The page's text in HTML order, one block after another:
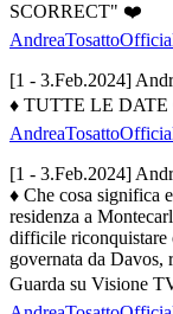
SCORRECT" ❤️
[1 - 3.Feb.2024]
♦ TUTTE LE
[1 - 3.Feb.2024]
♦ Che cosa significa
residenza a
difficile riconquistare
governata da Davos,
Guarda su Visione